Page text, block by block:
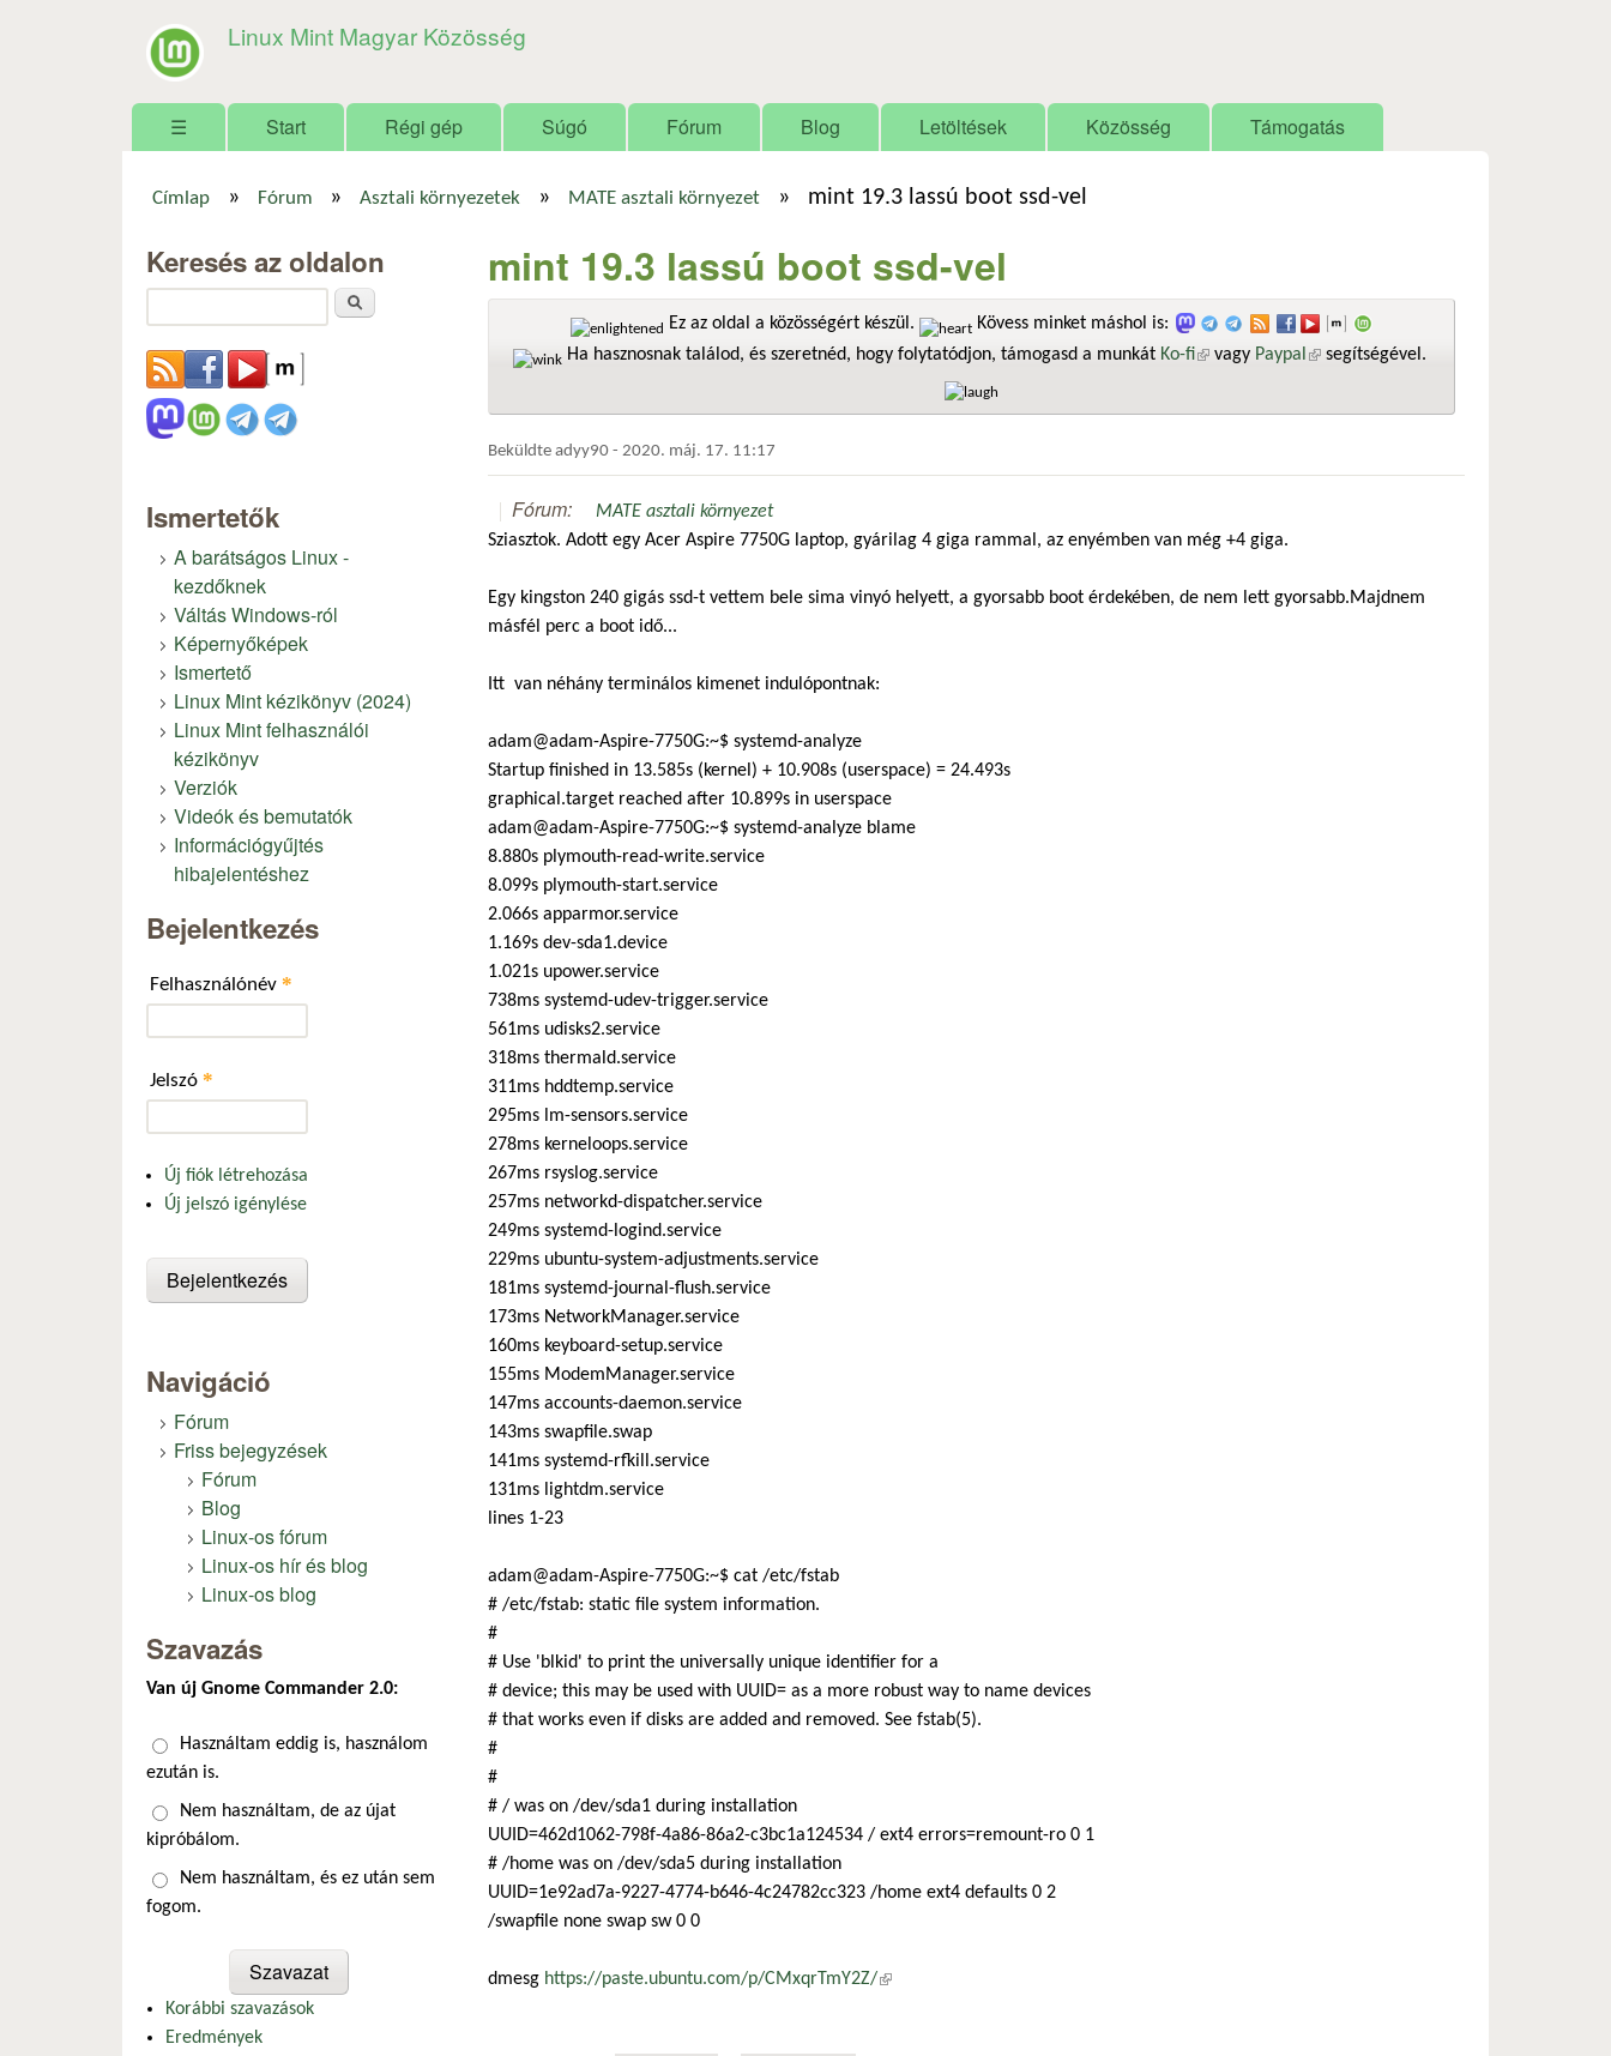
Linux Mint Magyar Közösség
Főmenü
☰ Start Régi gép Súgó Fórum Blog Letöltések Közösség Támogatás
Címlap » Fórum » Asztali környezetek » MATE asztali környezet » mint 19.3 lassú boot ssd-vel
mint 19.3 lassú boot ssd-vel
Ez az oldal a közösségért készül.
Kövess minket máshol is:
Ha hasznosnak találod, és szeretnéd, hogy folytatódjon, támogasd a munkát Ko-fi(külső hivatkozás)
vagy Paypal (külső hivatkozás)
segítségével.
Beküldte adyy90 - 2020. máj. 17. 11:17
Fórum:
MATE asztali környezet
Sziasztok. Adott egy Acer Aspire 7750G laptop, gyárilag 4 giga rammal, az enyémben van még +4 giga.
Egy kingston 240 gigás ssd-t vettem bele sima vinyó helyett, a gyorsabb boot érdekében, de nem lett gyorsabb.Majdnem
másfél perc a boot idő...
Itt van néhány terminálos kimenet indulópontnak:
adam@adam-Aspire-7750G:~$ systemd-analyze
Startup finished in 13.585s (kernel) + 10.908s (userspace) = 24.493s
graphical.target reached after 10.899s in userspace
adam@adam-Aspire-7750G:~$ systemd-analyze blame
8.880s plymouth-read-write.service
8.099s plymouth-start.service
2.066s apparmor.service
1.169s dev-sda1.device
1.021s upower.service
738ms systemd-udev-trigger.service
561ms udisks2.service
318ms thermald.service
311ms hddtemp.service
295ms lm-sensors.service
278ms kerneloops.service
267ms rsyslog.service
257ms networkd-dispatcher.service
249ms systemd-logind.service
229ms ubuntu-system-adjustments.service
181ms systemd-journal-flush.service
173ms NetworkManager.service
160ms keyboard-setup.service
155ms ModemManager.service
147ms accounts-daemon.service
143ms swapfile.swap
141ms systemd-rfkill.service
131ms lightdm.service
lines 1-23
adam@adam-Aspire-7750G:~$ cat /etc/fstab
# /etc/fstab: static file system information.
#
# Use 'blkid' to print the universally unique identifier for a
# device; this may be used with UUID= as a more robust way to name devices
# that works even if disks are added and removed. See fstab(5).
#
#
# / was on /dev/sda1 during installation
UUID=462d1062-798f-4a86-86a2-c3bc1a124534 / ext4 errors=remount-ro 0 1
# /home was on /dev/sda5 during installation
UUID=1e92ad7a-9227-4774-b646-4c24782cc323 /home ext4 defaults 0 2
/swapfile none swap sw 0 0
dmesg https://paste.ubuntu.com/p/CMxqrTmY2Z/(külső hivatkozás)
Keresés az oldalon
Ismertetők
A barátságos Linux -
kezdőknek
Váltás Windows-ról
Képernyőképek
Ismertető
Linux Mint kézikönyv (2024)
Linux Mint felhasználói
kézikönyv
Verziók
Videók és bemutatók
Információgyűjtés
hibajelentéshez
Bejelentkezés
Felhasználónév *
Jelszó *
Új fiók létrehozása
Új jelszó igénylése
Navigáció
Fórum
Friss bejegyzések
Fórum
Blog
Linux-os fórum
Linux-os hír és blog
Linux-os blog
Szavazás
Van új Gnome Commander 2.0:
Választások
Használtam eddig is, használom
ezután is.
Nem használtam, de az újat
kipróbálom.
Nem használtam, és ez után sem
fogom.
Korábbi szavazások
Eredmények